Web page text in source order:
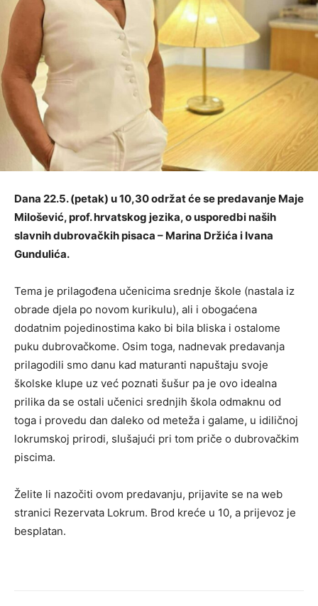
Dana 22.5. (petak) u 10,30 održat će se predavanje Maje
Milošević, prof. hrvatskog jezika, o usporedbi naših
slavnih dubrovačkih pisaca – Marina Držića i Ivana
Gundulića.
Tema je prilagođena učenicima srednje škole (nastala iz
obrade djela po novom kurikulu), ali i obogaćena
dodatnim pojedinostima kako bi bila bliska i ostalome
puku dubrovačkome. Osim toga, nadnevak predavanja
prilagodili smo danu kad maturanti napuštaju svoje
školske klupe uz već poznati šušur pa je ovo idealna
prilika da se ostali učenici srednjih škola odmaknu od
toga i provedu dan daleko od meteža i galame, u idiličnoj
lokrumskoj prirodi, slušajući pri tom priče o dubrovačkim
piscima.
Želite li nazočiti ovom predavanju, prijavite se na web
stranici Rezervata Lokrum. Brod kreće u 10, a prijevoz je
besplatan.